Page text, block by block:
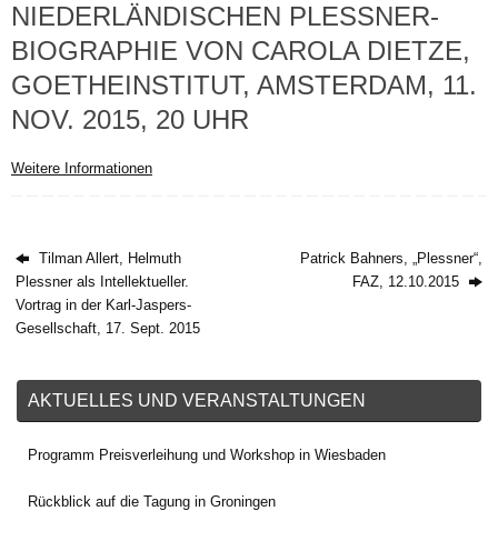
NIEDERLÄNDISCHEN PLESSNER-
BIOGRAPHIE VON CAROLA DIETZE,
GOETHEINSTITUT, AMSTERDAM, 11.
NOV. 2015, 20 UHR
Weitere Informationen
Tilman Allert, Helmuth
Plessner als Intellektueller.
Vortrag in der Karl-Jaspers-
Gesellschaft, 17. Sept. 2015
Patrick Bahners, „Plessner“,
FAZ, 12.10.2015
AKTUELLES UND VERANSTALTUNGEN
Programm Preisverleihung und Workshop in Wiesbaden
Rückblick auf die Tagung in Groningen